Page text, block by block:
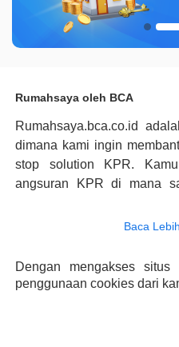
Rumahsaya oleh BCA
Rumahsaya.bca.co.id
dimana kami ingin
stop solution KPR.
angsuran KPR di mana
konsultasi mengenai
memberikan keuntungan
pengajuan KPR BCA juga
tentang properti disini
Baca
Dengan mengakses
penggunaan cookies dari